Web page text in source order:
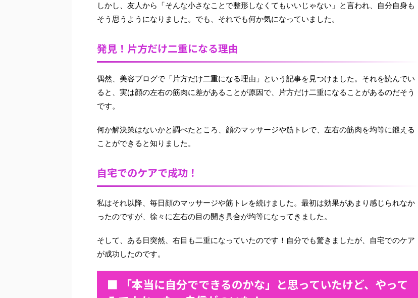
しかし、友人から「そんな小さなことで整形しなくてもいいじゃない」と言われ、自分自身も
そう思うようになりました。でも、それでも何か気になっていました。
発見！片方だけ二重になる理由
偶然、美容ブログで「片方だけ二重になる理由」という記事を見つけました。それを読んでい
ると、実は顔の左右の筋肉に差があることが原因で、片方だけ二重になることがあるのだそう
です。
何か解決策はないかと調べたところ、顔のマッサージや筋トレで、左右の筋肉を均等に鍛える
ことができると知りました。
自宅でのケアで成功！
私はそれ以降、毎日顔のマッサージや筋トレを続けました。最初は効果があまり感じられなか
ったのですが、徐々に左右の目の開き具合が均等になってきました。
そして、ある日突然、右目も二重になっていたのです！自分でも驚きましたが、自宅でのケア
が成功したのです。
■ 「本当に自分でできるのかな」と思っていたけど、やって